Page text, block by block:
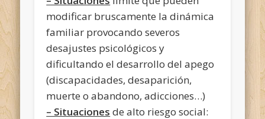
modificar bruscamente la dinámica
familiar provocando severos
desajustes psicológicos y
dificultando el desarrollo del apego
(discapacidades, desaparición,
muerte o abandono, adicciones…)
– Situaciones de alto riesgo social: